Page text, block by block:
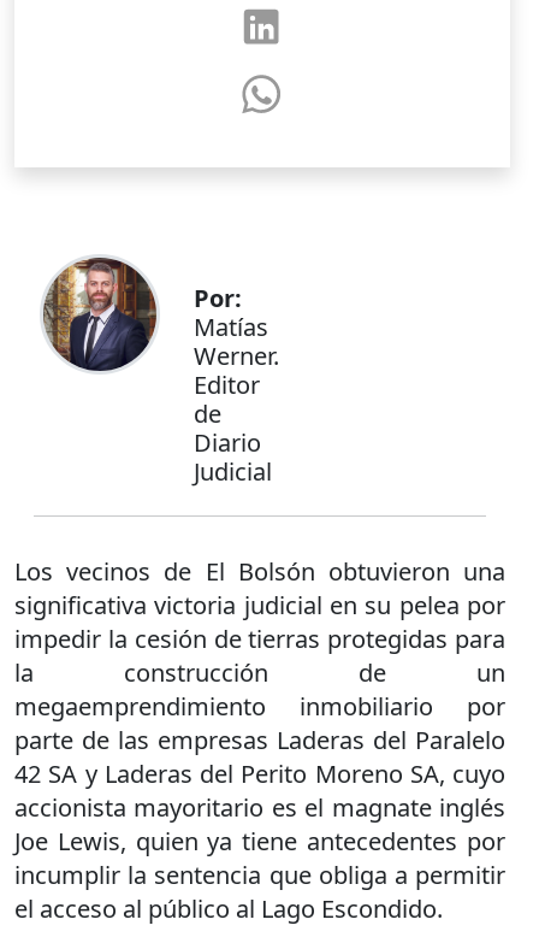
Por:
Matías
Werner.
Editor
de
Diario
Judicial
Los vecinos de El Bolsón obtuvieron una
significativa victoria judicial en su pelea por
impedir la cesión de tierras protegidas para
la construcción de un
megaemprendimiento inmobiliario por
parte de las empresas Laderas del Paralelo
42 SA y Laderas del Perito Moreno SA, cuyo
accionista mayoritario es el magnate inglés
Joe Lewis, quien ya tiene antecedentes por
incumplir la sentencia que obliga a permitir
el acceso al público al Lago Escondido.